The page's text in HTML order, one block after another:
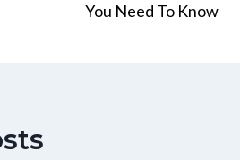
You Need To Know